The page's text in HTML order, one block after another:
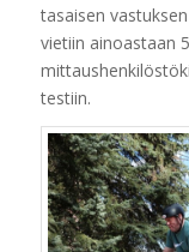
tasaisen
vietiin ainoastaan
testiin.